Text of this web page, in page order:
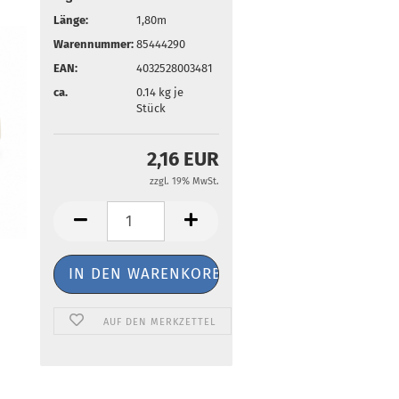
Länge:
1,80m
Warennummer: 85444290
EAN:
4032528003481
ca.
0.14kg je
Stück
2,16 EUR
zzgl. 19% MwSt.
AUF DEN MERKZETTEL